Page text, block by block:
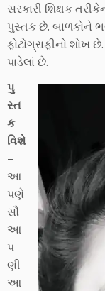
સરકારી શિક્ષક
પુસ્તક છે. બાળકોને
ફોટોગ્રાફીનો
પાડેલાં છે.
પુ
સ્ત
ક
વિશે
–
આ
પણે
સૌ
આ
પ
ણી
આ